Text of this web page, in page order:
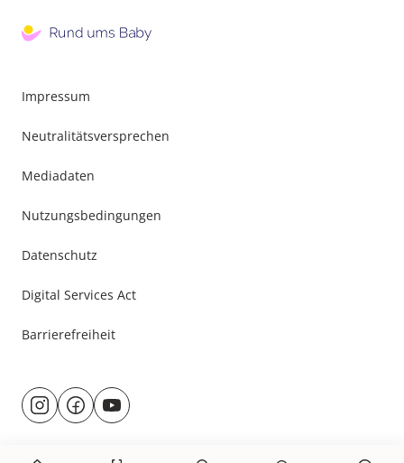
Impressum
Neutralitätsversprechen
Mediadaten
Nutzungsbedingungen
Datenschutz
Digital Services Act
Barrierefreiheit
Besuche
uns@rund.ums.baby
facebook.com/rundumsbaby.de
youtube.com/@rundumsbaby_